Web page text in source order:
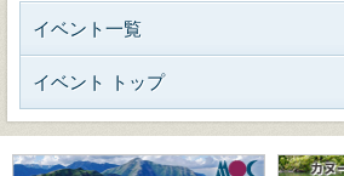
イベント一覧
イベント トップ